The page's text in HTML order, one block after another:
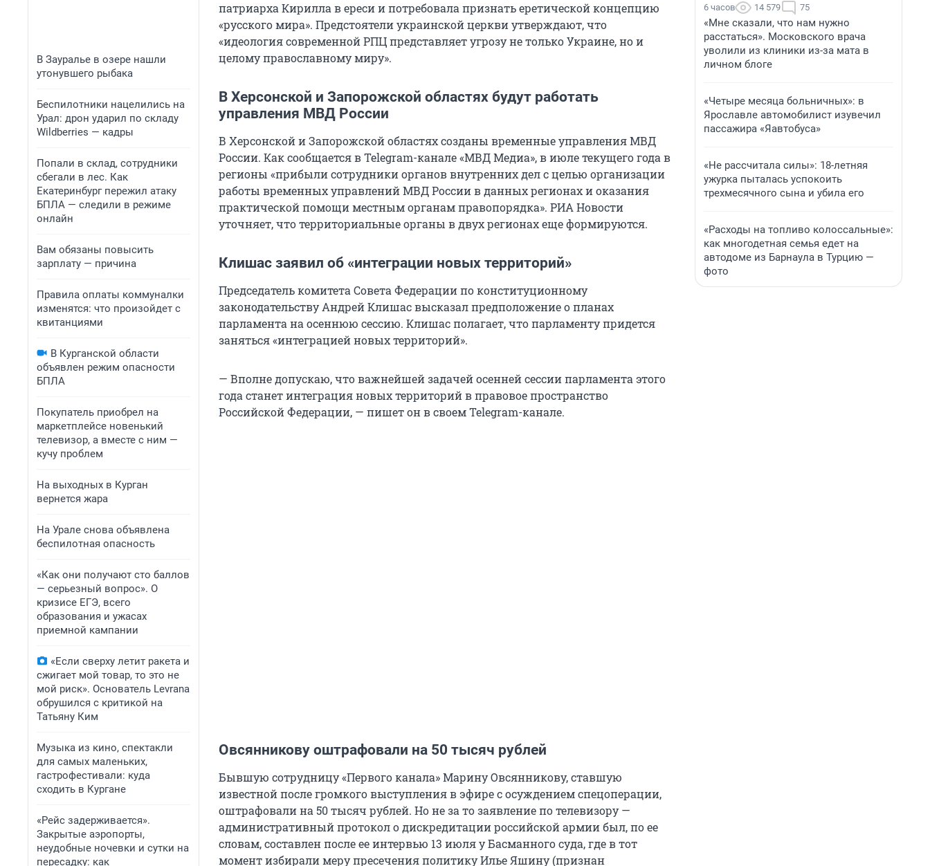
В Зауралье в озере нашли
утонувшего рыбака
Беспилотники нацелились на
Урал: дрон ударил по складу
Wildberries — кадры
Попали в склад, сотрудники
сбегали в лес. Как
Екатеринбург пережил атаку
БПЛА — следили в режиме
онлайн
Вам обязаны повысить
зарплату — причина
Правила оплаты коммуналки
изменятся: что произойдет с
квитанциями
В Курганской области
объявлен режим опасности
БПЛА
Покупатель приобрел на
маркетплейсе новенький
телевизор, а вместе с ним —
кучу проблем
На выходных в Курган
вернется жара
На Урале снова объявлена
беспилотная опасность
«Как они получают сто баллов
— серьезный вопрос». О
кризисе ЕГЭ, всего
образования и ужасах
приемной кампании
«Если сверху летит ракета и
сжигает мой товар, то это не
мой риск». Основатель Levrana
обрушился с критикой на
Татьяну Ким
Музыка из кино, спектакли
для самых маленьких,
гастрофестивали: куда
сходить в Кургане
«Рейс задерживается».
Закрытые аэропорты,
неудобные ночевки и сутки на
пересадку: как
патриарха Кирилла в ереси и потребовала признать еретической концепцию
«русского мира». Предстоятели украинской церкви утверждают, что
«идеология современной РПЦ представляет угрозу не только Украине, но и
целому православному миру».
В Херсонской и Запорожской областях будут работать
управления МВД России
В Херсонской и Запорожской областях созданы временные управления МВД
России. Как сообщается в Telegram-канале «МВД Медиа», в июле текущего года в
регионы «прибыли сотрудники органов внутренних дел с целью организации
работы временных управлений МВД России в данных регионах и оказания
практической помощи местным органам правопорядка». РИА Новости
уточняет, что территориальные органы в двух регионах еще формируются.
Клишас заявил об «интеграции новых территорий»
Председатель комитета Совета Федерации по конституционному
законодательству Андрей Клишас высказал предположение о планах
парламента на осеннюю сессию. Клишас полагает, что парламенту придется
заняться «интеграцией новых территорий».
— Вполне допускаю, что важнейшей задачей осенней сессии парламента этого
года станет интеграция новых территорий в правовое пространство
Российской Федерации, — пишет он в своем Telegram-канале.
Овсянникову оштрафовали на 50 тысяч рублей
Бывшую сотрудницу «Первого канала» Марину Овсянникову, ставшую
известной после громкого выступления в эфире с осуждением спецоперации,
оштрафовали на 50 тысяч рублей. Но не за то заявление по телевизору —
административный протокол о дискредитации российской армии был, по ее
словам, составлен после ее интервью 13 июля у Басманного суда, где в тот
момент избирали меру пресечения политику Илье Яшину (признан
6 часов 14 579 75
«Мне сказали, что нам нужно
расстаться». Московского врача
уволили из клиники из-за мата в
личном блоге
«Четыре месяца больничных»: в
Ярославле автомобилист изувечил
пассажира «Яавтобуса»
«Не рассчитала силы»: 18-летняя
ужурка пыталась успокоить
трехмесячного сына и убила его
«Расходы на топливо колоссальные»:
как многодетная семья едет на
автодоме из Барнаула в Турцию —
фото